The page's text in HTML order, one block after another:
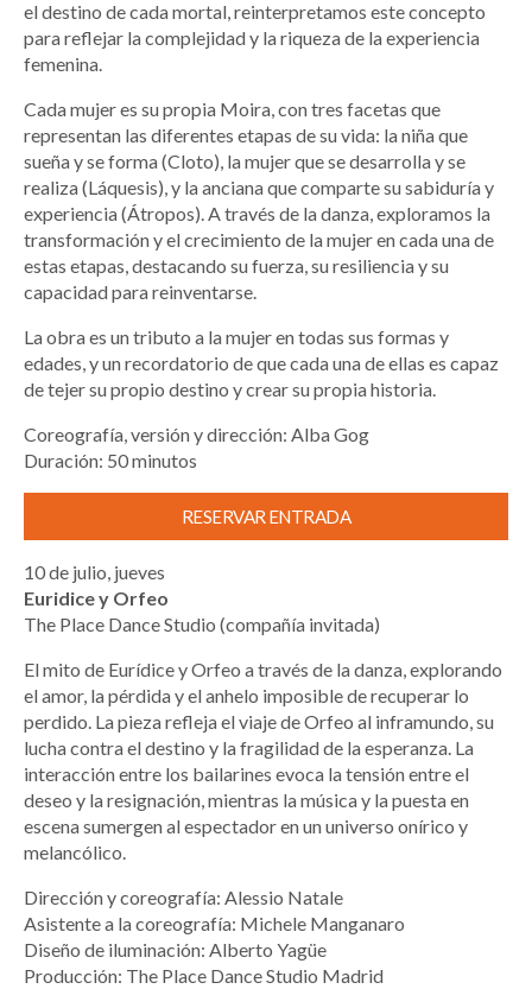
el destino de cada mortal, reinterpretamos este concepto
para reflejar la complejidad y la riqueza de la experiencia
femenina.
Cada mujer es su propia Moira, con tres facetas que
representan las diferentes etapas de su vida: la niña que
sueña y se forma (Cloto), la mujer que se desarrolla y se
realiza (Láquesis), y la anciana que comparte su sabiduría y
experiencia (Átropos). A través de la danza, exploramos la
transformación y el crecimiento de la mujer en cada una de
estas etapas, destacando su fuerza, su resiliencia y su
capacidad para reinventarse.
La obra es un tributo a la mujer en todas sus formas y
edades, y un recordatorio de que cada una de ellas es capaz
de tejer su propio destino y crear su propia historia.
Coreografía, versión y dirección: Alba Gog
Duración: 50 minutos
RESERVAR ENTRADA
10 de julio, jueves
Euridice y Orfeo
The Place Dance Studio (compañía invitada)
El mito de Eurídice y Orfeo a través de la danza, explorando
el amor, la pérdida y el anhelo imposible de recuperar lo
perdido. La pieza refleja el viaje de Orfeo al inframundo, su
lucha contra el destino y la fragilidad de la esperanza. La
interacción entre los bailarines evoca la tensión entre el
deseo y la resignación, mientras la música y la puesta en
escena sumergen al espectador en un universo onírico y
melancólico.
Dirección y coreografía: Alessio Natale
Asistente a la coreografía: Michele Manganaro
Diseño de iluminación: Alberto Yagüe
Producción: The Place Dance Studio Madrid